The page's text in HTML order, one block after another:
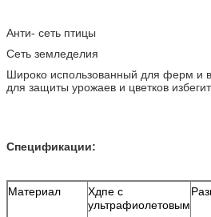
Анти- сеть птицы
Сеть земледелия
Широко использованный для ферм и
для защиты урожаев и цветков
Спецификации:
Материал
Хдпе с
ультрафиолетовым